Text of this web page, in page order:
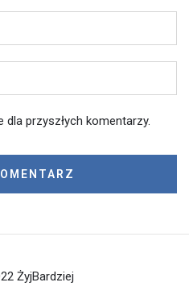
przyszłych komentarzy.
ŻyjBardziej